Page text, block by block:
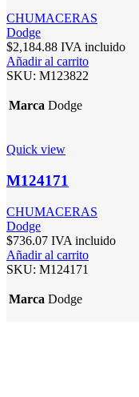
CHUMACERAS
Dodge
$2,184.88 IVA incluido
Añadir al carrito
SKU: M123822
Marca Dodge
Quick view
M124171
CHUMACERAS
Dodge
$736.07 IVA incluido
Añadir al carrito
SKU: M124171
Marca Dodge